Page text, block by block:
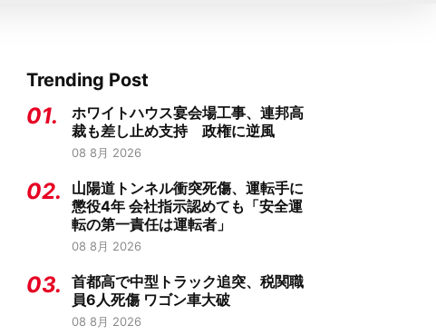
Trending Post
01.
ホワイトハウス宴会場工事、連邦高
裁も差し止め支持 政権に逆風
08 8月 2026
02.
山陽道トンネル衝突死傷、運転手に
懲役4年 会社指示認めても「安全運
転の第一責任は運転者」
08 8月 2026
03.
首都高で中型トラック追突、税関職
員6人死傷 ワゴン車大破
08 8月 2026